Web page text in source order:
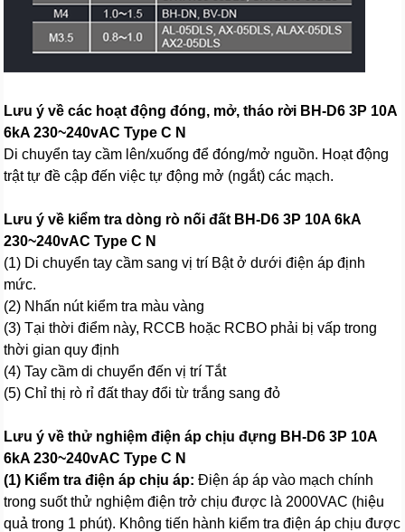
Lưu ý về các hoạt động đóng, mở, tháo rời BH-D6 3P 10A
6kA 230~240vAC Type C N
Di chuyển tay cầm lên/xuống để đóng/mở nguồn. Hoạt động
trật tự đề cập đến việc tự động mở (ngắt) các mạch.
Lưu ý về kiểm tra dòng rò nối đất BH-D6 3P 10A 6kA
230~240vAC Type C N
(1) Di chuyển tay cầm sang vị trí Bật ở dưới điện áp định
mức.
(2) Nhấn nút kiểm tra màu vàng
(3) Tại thời điểm này, RCCB hoặc RCBO phải bị vấp trong
thời gian quy định
(4) Tay cầm di chuyển đến vị trí Tắt
(5) Chỉ thị rò rỉ đất thay đổi từ trắng sang đỏ
Lưu ý về thử nghiệm điện áp chịu đựng BH-D6 3P 10A
6kA 230~240vAC Type C N
(1) Kiểm tra điện áp chịu áp: Điện áp áp vào mạch chính
trong suốt thử nghiệm điện trở chịu được là 2000VAC (hiệu
quả trong 1 phút). Không tiến hành kiểm tra điện áp chịu được